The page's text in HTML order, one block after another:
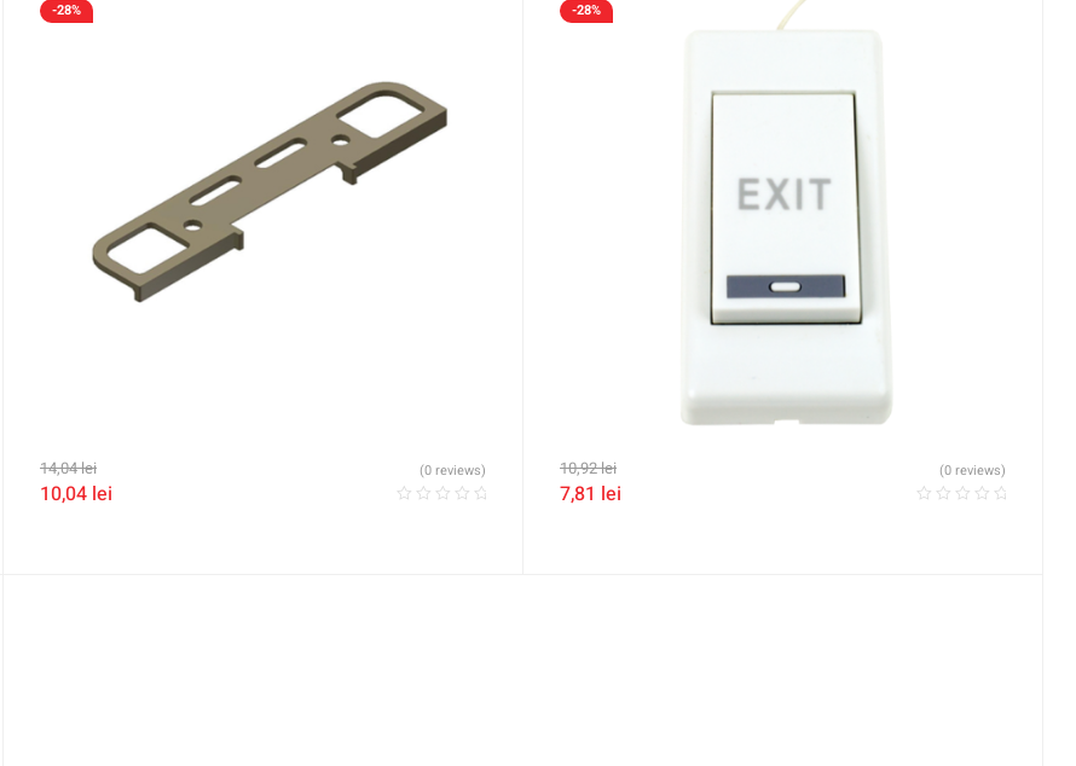
-28%
14,04lei
10,04 lei
(0 reviews)
-28%
10,92lei
7,81 lei
(0 reviews)